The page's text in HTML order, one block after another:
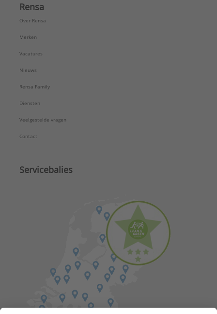
Rensa
Over Rensa
Merken
Vacatures
Nieuws
Rensa Family
Diensten
Veelgestelde vragen
Contact
Servicebalies